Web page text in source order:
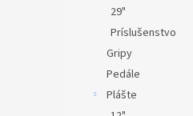
29"
Príslušenstvo
Gripy
Pedále
Plášte